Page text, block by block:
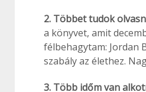
2. Többet tudok
a könyvet, amit
félbehagytam: Jordan
szabály az élethez.
3. Több időm van